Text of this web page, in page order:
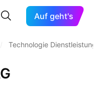
Auf geht's
Technologie